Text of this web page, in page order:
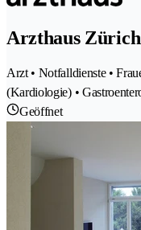
Arzthaus
Arzt • Notfalldienste •
(Kardiologie) •
Geöffnet